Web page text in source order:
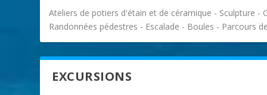
Ateliers de potiers d'étain et de céramique - Sculpture -
Randonnées pédestres - Escalade - Boules - Parcours
EXCURSIONS